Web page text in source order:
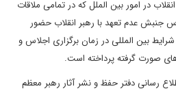
در امور بین الملل که در تمامی ملاقات
جنبش عدم تعهد با رهبر انقلاب حضور
بین المللی در زمان برگزاری اجلاس و
های صورت گرفته پرداخته است.
رسانی دفتر حفظ و نشر آثار رهبر معظم